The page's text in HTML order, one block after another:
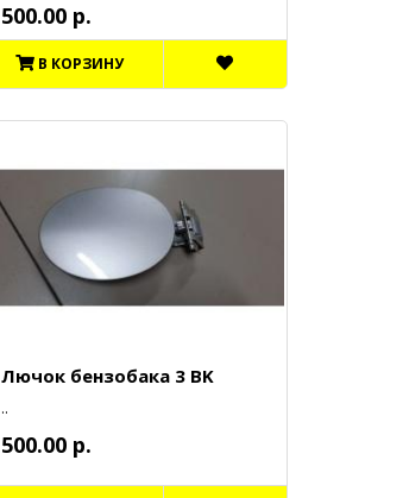
500.00 р.
В КОРЗИНУ
Лючок бензобака 3 BK
..
500.00 р.